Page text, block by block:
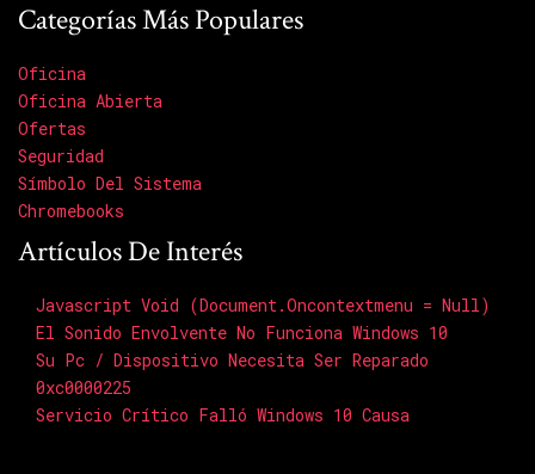
Categorías Más Populares
Oficina
Oficina Abierta
Ofertas
Seguridad
Símbolo Del Sistema
Chromebooks
Artículos De Interés
Javascript Void (document.oncontextmenu = Null)
El Sonido Envolvente No Funciona Windows 10
Su Pc / Dispositivo Necesita Ser Reparado
0xc0000225
Servicio Crítico Falló Windows 10 Causa